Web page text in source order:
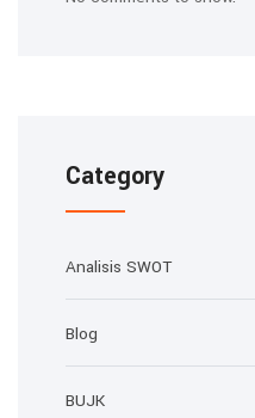
Category
Analisis SWOT
Blog
BUJK